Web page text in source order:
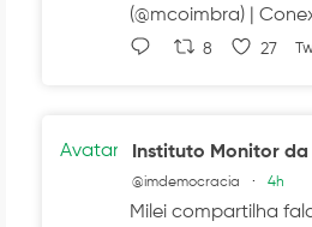
(@mcoimbra) |
8 27
Avatar Instituto Monitor
@imdemocracia · 4h
Milei compartilha